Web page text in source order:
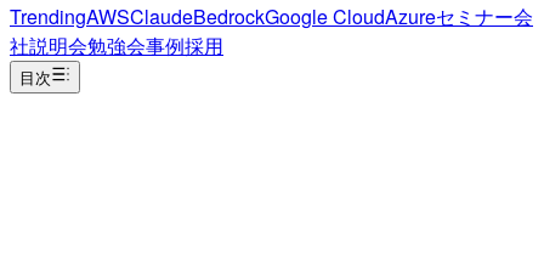
TrendingAWSClaudeBedrockGoogle CloudAzureセミナー会
社説明会勉強会事例採用
目次